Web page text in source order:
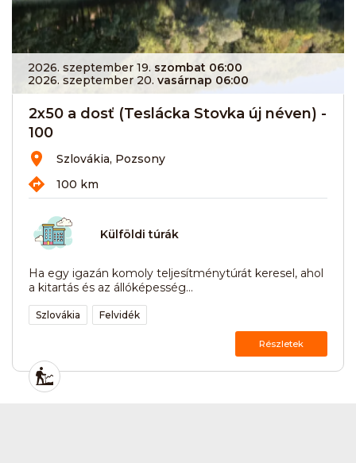
2026. szeptember 19. szombat 06:00
2026. szeptember 20. vasárnap 06:00
2x50 a dosť (Teslácka Stovka új néven) -
100
Szlovákia, Pozsony
100 km
Külföldi túrák
Ha egy igazán komoly teljesítménytúrát keresel, ahol
a kitartás és az állóképesség...
Szlovákia Felvidék
Részletek